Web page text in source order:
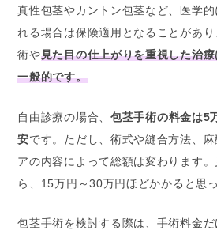
真性包茎やカントン包茎など、医学
れる場合は保険適用となることがあ
術や見た目の仕上がりを重視した治
一般的です。
自由診療の場合、 包茎手術の料金は5
安です。ただし、術式や縫合方法、
アの内容によって総額は変わります
ら、15万円～30万円ほどかかると思
包茎手術を検討する際は、手術料金